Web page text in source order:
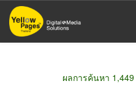
ข้าม
ไป
ผลการค้นหา